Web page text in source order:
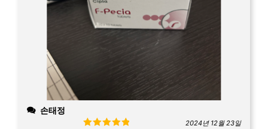
손태정
2024년 12월 23일